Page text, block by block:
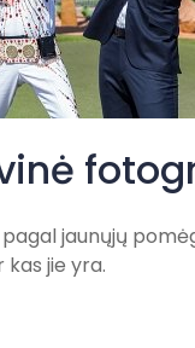
jaunųjų
jie yra.